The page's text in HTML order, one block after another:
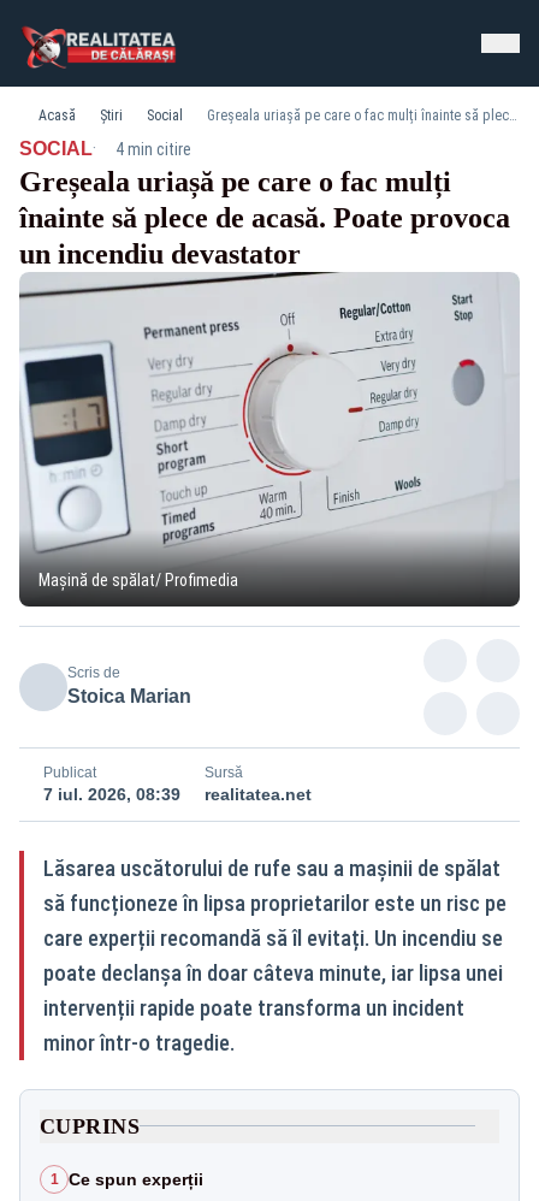
Acasă Știri Social Greșeala uriașă pe care o fac mulți înainte să plece de acasă. Poate provoca un incendiu devastator
SOCIAL· 4 min citire
Greșeala uriașă pe care o fac mulți
înainte să plece de acasă. Poate provoca
un incendiu devastator
Mașină de spălat/ Profimedia
Scris de
Stoica Marian
Publicat
7 iul. 2026, 08:39
Sursă
realitatea.net
Lăsarea uscătorului de rufe sau a mașinii de spălat
să funcționeze în lipsa proprietarilor este un risc pe
care experții recomandă să îl evitați. Un incendiu se
poate declanșa în doar câteva minute, iar lipsa unei
intervenții rapide poate transforma un incident
minor într-o tragedie.
CUPRINS
1 Ce spun experții